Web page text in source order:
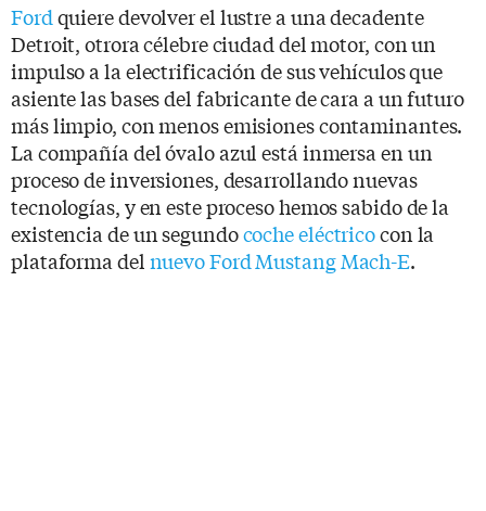
Fordquiere devolver el lustre a una decadente
Detroit, otrora célebre ciudad del motor, con un
impulso a la electrificación de sus vehículos que
asiente las bases del fabricante de cara a un futuro
más limpio, con menos emisiones contaminantes.
La compañía del óvalo azul está inmersa en un
proceso de inversiones, desarrollando nuevas
tecnologías, y en este proceso hemos sabido de la
existencia de un segundocoche eléctricocon la
plataforma del nuevo Ford Mustang Mach-E.